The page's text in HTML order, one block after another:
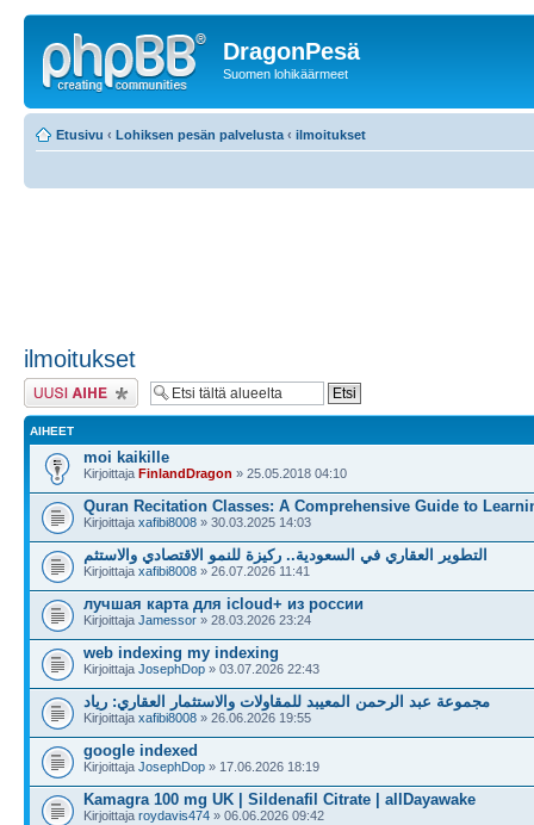
DragonPesä
Suomen lohikäärmeet
Etusivu ‹ Lohiksen pesän palvelusta ‹ ilmoitukset
ilmoitukset
Lähetä uusi viesti
AIHEET
moi kaikille
Kirjoittaja FinlandDragon » 25.05.2018 04:10
Quran Recitation Classes: A Comprehensive Guide to
Kirjoittaja xafibi8008 » 30.03.2025 14:03
التطوير العقاري في السعودية.. ركيزة للنمو الاقتصادي والاستثم
Kirjoittaja xafibi8008 » 26.07.2026 11:41
лучшая карта для icloud+ из россии
Kirjoittaja Jamessor » 28.03.2026 23:24
web indexing my indexing
Kirjoittaja JosephDop » 03.07.2026 22:43
مجموعة عبد الرحمن المعيبد للمقاولات والاستثمار العقاري: رياد
Kirjoittaja xafibi8008 » 26.06.2026 19:55
google indexed
Kirjoittaja JosephDop » 17.06.2026 18:19
Kamagra 100 mg UK | Sildenafil Citrate | allDayawake
Kirjoittaja roydavis474 » 06.06.2026 09:42